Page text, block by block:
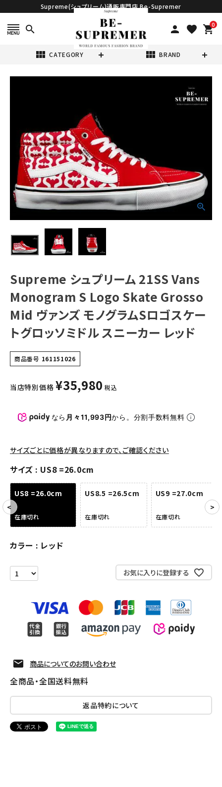
Supreme(シュプリーム)通販専門店 Be-Supremer
search person favorite 0
shopping_cart
view_module CATEGORY view_module BRAND
Supreme シュプ
リーム 21SS
Vans
Monogram S
Logo Skate
ァンズ モノグラム
Sロゴスケートグ
ロッソミドル スニ
ーカー レッド
¥35,980 (税込)
NEW ITEMS
CATEGORY
Tシャツ・ロングスリーブ
パーカー・トレーナー
ジャケット・アウター
キャップ・ハット
ニット帽・ビーニー
スニーカー・ブーツ
アクセサリー
SEASON
CONTENTS
ようこそ ゲスト 様
Follow us
Supreme シュプリーム 21SS Vans
Monogram S Logo Skate Grosso
Mid ヴァンズ モノグラムSロゴスケー
トグロッソミドル スニーカー レッド
商品番号 161151026
当店特別価格 ¥35,980 税込
なら 月々11,993円から。分割手数料無料
サイズごとに価格が異なりますので、ご確認ください
サイズ US8 =26.0cm
US8 =26.0cm
在庫切れ
US8.5 =26.5cm
在庫切れ
US9 =27.0cm
在庫切れ
カラー レッド
お気に入りに登録する
商品についてのお問い合わせ
全商品・全国送料無料
返品特約について